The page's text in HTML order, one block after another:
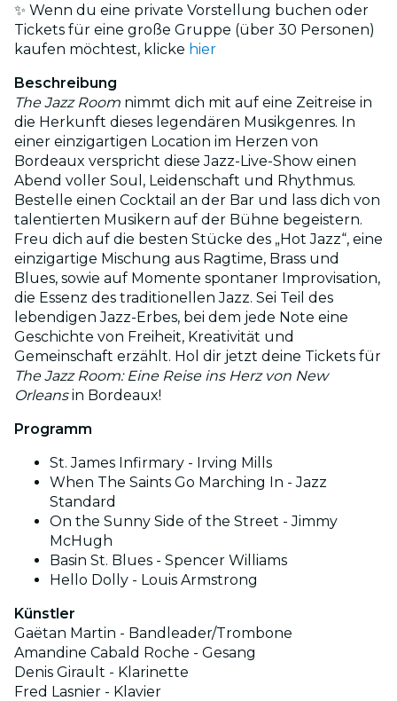
✨ Wenn du eine private Vorstellung buchen oder
Tickets für eine große Gruppe (über 30 Personen)
kaufen möchtest, klicke hier
Beschreibung
The Jazz Room nimmt dich mit auf eine Zeitreise in
die Herkunft dieses legendären Musikgenres. In
einer einzigartigen Location im Herzen von
Bordeaux verspricht diese Jazz-Live-Show einen
Abend voller Soul, Leidenschaft und Rhythmus.
Bestelle einen Cocktail an der Bar und lass dich von
talentierten Musikern auf der Bühne begeistern.
Freu dich auf die besten Stücke des „Hot Jazz“, eine
einzigartige Mischung aus Ragtime, Brass und
Blues, sowie auf Momente spontaner Improvisation,
die Essenz des traditionellen Jazz. Sei Teil des
lebendigen Jazz-Erbes, bei dem jede Note eine
Geschichte von Freiheit, Kreativität und
Gemeinschaft erzählt. Hol dir jetzt deine Tickets für
The Jazz Room: Eine Reise ins Herz von New
Orleansin Bordeaux!
Programm
St. James Infirmary - Irving Mills
When The Saints Go Marching In - Jazz
Standard
On the Sunny Side of the Street - Jimmy
McHugh
Basin St. Blues - Spencer Williams
Hello Dolly - Louis Armstrong
Künstler
Gaëtan Martin - Bandleader/Trombone
Amandine Cabald Roche - Gesang
Denis Girault - Klarinette
Fred Lasnier - Klavier